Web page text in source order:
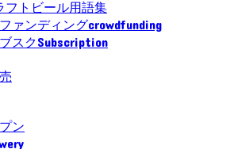
フトビール用語集
ァンディングcrowdfunding
スクSubscription
ン